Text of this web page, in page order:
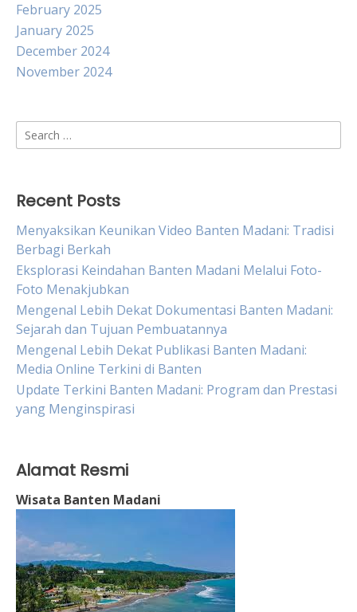
February 2025
January 2025
December 2024
November 2024
Search
for:
Recent Posts
Menyaksikan Keunikan Video Banten Madani: Tradisi
Berbagi Berkah
Eksplorasi Keindahan Banten Madani Melalui Foto-
Foto Menakjubkan
Mengenal Lebih Dekat Dokumentasi Banten Madani:
Sejarah dan Tujuan Pembuatannya
Mengenal Lebih Dekat Publikasi Banten Madani:
Media Online Terkini di Banten
Update Terkini Banten Madani: Program dan Prestasi
yang Menginspirasi
Alamat Resmi
Wisata Banten Madani